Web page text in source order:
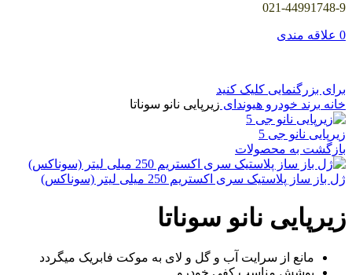
021-44991748-9
0 علاقه مندی
برای بزرگنمایی کلیک کنید
خانه برند خودرو هیوندای زیرپایی نانو سوناتا
زیرپایی نانو جی 5
بازگشت به محصولات
ژل باز ساز پلاستیک سری اکستریم 250 میلی لیتر (سوناکس)
زیرپایی نانو سوناتا
مانع از سرایت آب و گل و لای به موکت فابریک میگردد
پوشش مناسب کفی خودرو